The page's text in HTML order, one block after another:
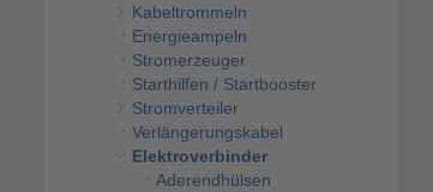
Kabeltrommeln
Energieampeln
Stromerzeuger
Starthilfen / Startbooster
Stromverteiler
Verlängerungskabel
Elektroverbinder
Aderendhülsen